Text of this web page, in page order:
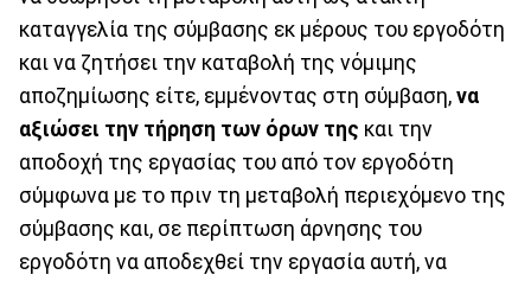
καταγγελία της σύμβασης εκ μέρους του εργοδότη
και να ζητήσει την καταβολή της νόμιμης
αποζημίωσης είτε, εμμένοντας στη σύμβαση, να
αξιώσει την τήρηση των όρων της και την
αποδοχή της εργασίας του από τον εργοδότη
σύμφωνα με το πριν τη μεταβολή περιεχόμενο της
σύμβασης και, σε περίπτωση άρνησης του
εργοδότη να αποδεχθεί την εργασία αυτή, να